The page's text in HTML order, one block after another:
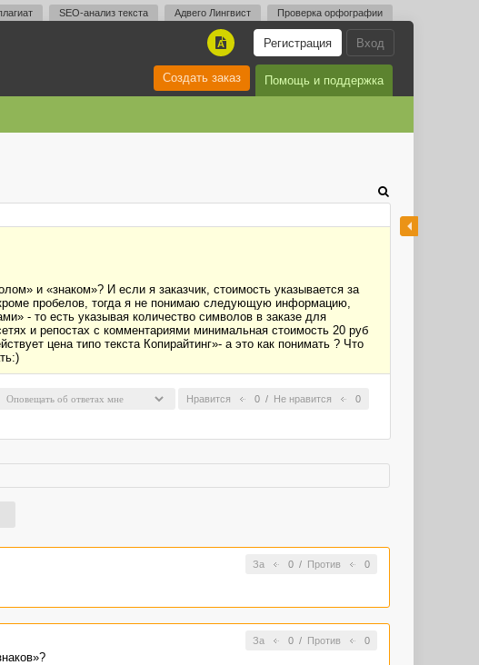
SEO-анализ текста Адвего Лингвист Проверка орфографии
Вход
Регистрация
A
Помощь и поддержка
Создать заказ
и «знаком»? И если я заказчик, стоимость указывается за
пробелов, тогда я не понимаю следующую информацию,
- то есть указывая количество символов в заказе для
и репостах с комментариями минимальная стоимость 20 руб
цена типо текста Копирайтинг»- а это как понимать ? Что
Нравится 0 / Не нравится 0
За 0/ Против 0
За 0/ Против 0